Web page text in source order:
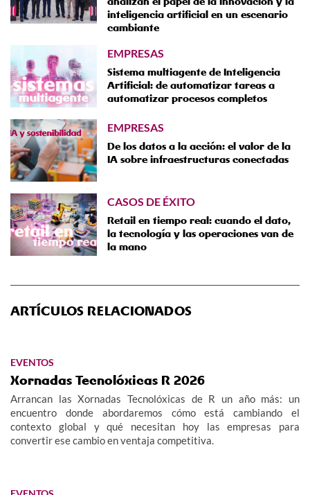
inteligencia artificial en un escenario
cambiante
EMPRESAS
Sistema multiagente de Inteligencia
Artificial: de automatizar tareas a
automatizar procesos completos
EMPRESAS
De los datos a la acción: el valor de la
IA sobre infraestructuras conectadas
CASOS DE ÉXITO
Retail en tiempo real: cuando el dato,
la tecnología y las operaciones van de
la mano
ARTÍCULOS RELACIONADOS
EVENTOS
Xornadas Tecnolóxicas R 2026
Arrancan las Xornadas Tecnolóxicas de R un año más: un
encuentro donde abordaremos cómo está cambiando el
contexto global y qué necesitan hoy las empresas para
convertir ese cambio en ventaja competitiva.